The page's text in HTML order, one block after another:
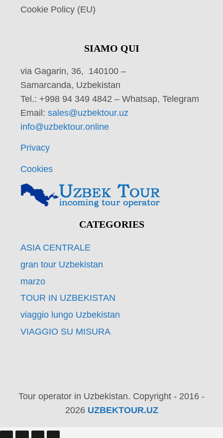
Cookie Policy (EU)
SIAMO QUI
via Gagarin, 36, 140100 –
Samarcanda, Uzbekistan
Tel.: +998 94 349 4842 – Whatsap, Telegram
Email: sales@uzbektour.uz
info@uzbektour.online
Privacy
Cookies
CATEGORIES
ASIA CENTRALE
gran tour Uzbekistan
marzo
TOUR IN UZBEKISTAN
viaggio lungo Uzbekistan
VIAGGIO SU MISURA
Tour operator in Uzbekistan. Copyright - 2016 -
2026 UZBEKTOUR.UZ